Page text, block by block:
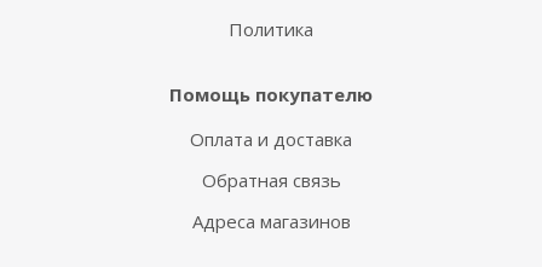
Политика
Помощь покупателю
Оплата и доставка
Обратная связь
Адреса магазинов